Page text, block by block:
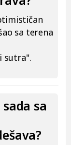
sa terena
sutra".
sa